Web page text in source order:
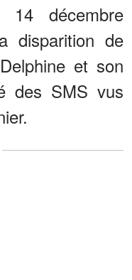
14 décembre
disparition de
et son
des SMS vus